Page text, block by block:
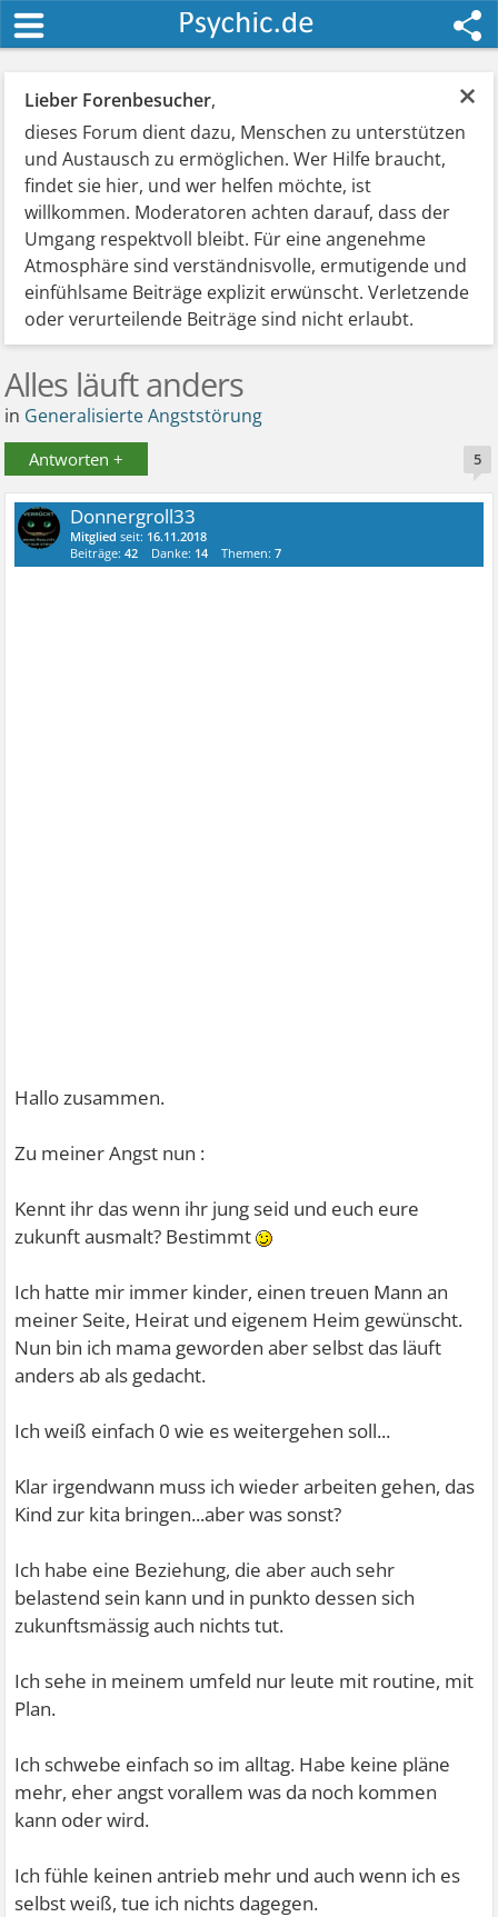
×
Lieber Forenbesucher,
dieses Forum dient dazu, Menschen zu unterstützen
und Austausch zu ermöglichen. Wer Hilfe braucht,
findet sie hier, und wer helfen möchte, ist
willkommen. Moderatoren achten darauf, dass der
Umgang respektvoll bleibt. Für eine angenehme
Atmosphäre sind verständnisvolle, ermutigende und
einfühlsame Beiträge explizit erwünscht. Verletzende
oder verurteilende Beiträge sind nicht erlaubt.
Alles läuft anders
in Generalisierte Angststörung
Antworten + 5
Donnergroll33
Mitglied seit: 16.11.2018
Beiträge:42 Danke: 14 Themen:7
Hallo zusammen.
Zu meiner Angst nun :
Kennt ihr das wenn ihr jung seid und euch eure
zukunft ausmalt? Bestimmt
Ich hatte mir immer kinder, einen treuen Mann an
meiner Seite, Heirat und eigenem Heim gewünscht.
Nun bin ich mama geworden aber selbst das läuft
anders ab als gedacht.
Ich weiß einfach 0 wie es weitergehen soll...
Klar irgendwann muss ich wieder arbeiten gehen, das
Kind zur kita bringen...aber was sonst?
Ich habe eine Beziehung, die aber auch sehr
belastend sein kann und in punkto dessen sich
zukunftsmässig auch nichts tut.
Ich sehe in meinem umfeld nur leute mit routine, mit
Plan.
Ich schwebe einfach so im alltag. Habe keine pläne
mehr, eher angst vorallem was da noch kommen
kann oder wird.
Ich fühle keinen antrieb mehr und auch wenn ich es
selbst weiß, tue ich nichts dagegen.